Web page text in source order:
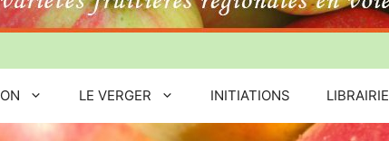
LE VERGER INITIATIONS LIBRAIRIE